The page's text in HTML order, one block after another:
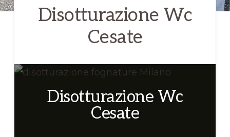
Disotturazione Wc
Cesate
Disotturazione Wc
Cesate